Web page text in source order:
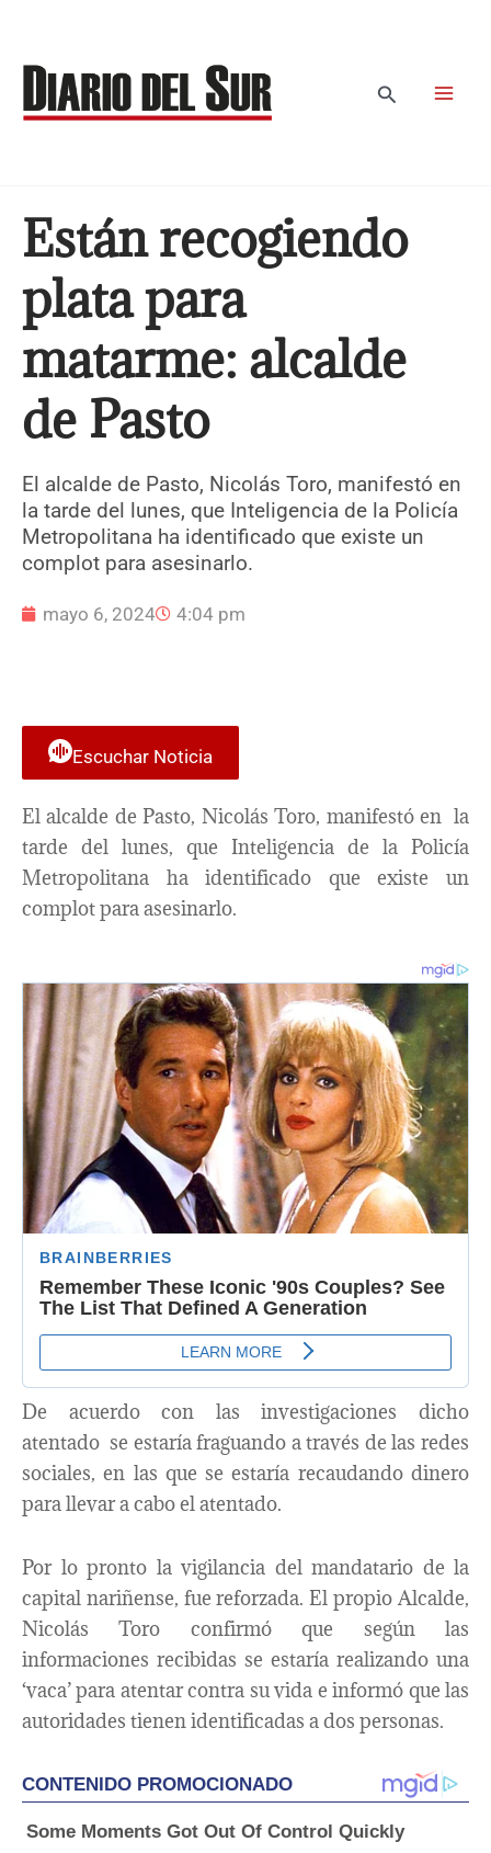
contenido
Buscar
Están recogiendo
plata para
matarme: alcalde
de Pasto
El alcalde de Pasto, Nicolás Toro, manifestó en
la tarde del lunes, que Inteligencia de la Policía
Metropolitana ha identificado que existe un
complot para asesinarlo.
mayo 6, 2024 4:04 pm
Escuchar Noticia
El alcalde de Pasto, Nicolás Toro, manifestó en la
tarde del lunes, que Inteligencia de la Policía
Metropolitana ha identificado que existe un
complot para asesinarlo.
De acuerdo con las investigaciones dicho
atentado se estaría fraguando a través de las redes
sociales, en las que se estaría recaudando dinero
para llevar a cabo el atentado.
Por lo pronto la vigilancia del mandatario de la
capital nariñense, fue reforzada. El propio Alcalde,
Nicolás Toro confirmó que según las
informaciones recibidas se estaría realizando una
‘vaca’ para atentar contra su vida e informó que las
autoridades tienen identificadas a dos personas.